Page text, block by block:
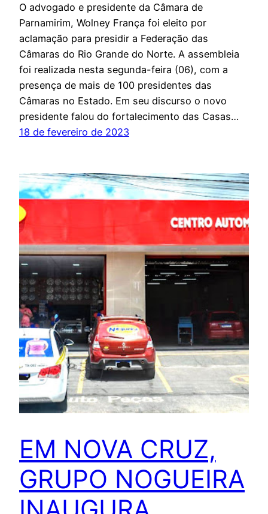
O advogado e presidente da Câmara de
Parnamirim, Wolney França foi eleito por
aclamação para presidir a Federação das
Câmaras do Rio Grande do Norte. A assembleia
foi realizada nesta segunda-feira (06), com a
presença de mais de 100 presidentes das
Câmaras no Estado. Em seu discurso o novo
presidente falou do fortalecimento das Casas…
18 de fevereiro de 2023
EM NOVA CRUZ,
GRUPO NOGUEIRA